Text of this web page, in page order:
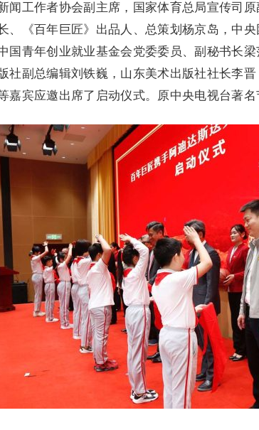
闻工作者协会副主席，国家体育总局宣传司
、《百年巨匠》出品人、总策划杨京岛，中
国青年创业就业基金会党委委员、副秘书长
社副总编辑刘铁巍，山东美术出版社社长李
嘉宾应邀出席了启动仪式。原中央电视台著名